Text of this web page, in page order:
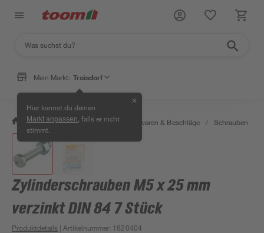
Mein Markt: Troisdorf
Hier kannst du deinen
Markt anpassen , falls er nicht
stimmt.
✕
/ Werkstatt & Maschinen / Eisenwaren & Beschläge / Schrauben
Zylinderschrauben M5 x 25 mm
verzinkt DIN 84 7 Stück
Produktdetails | Artikelnummer: 1620404